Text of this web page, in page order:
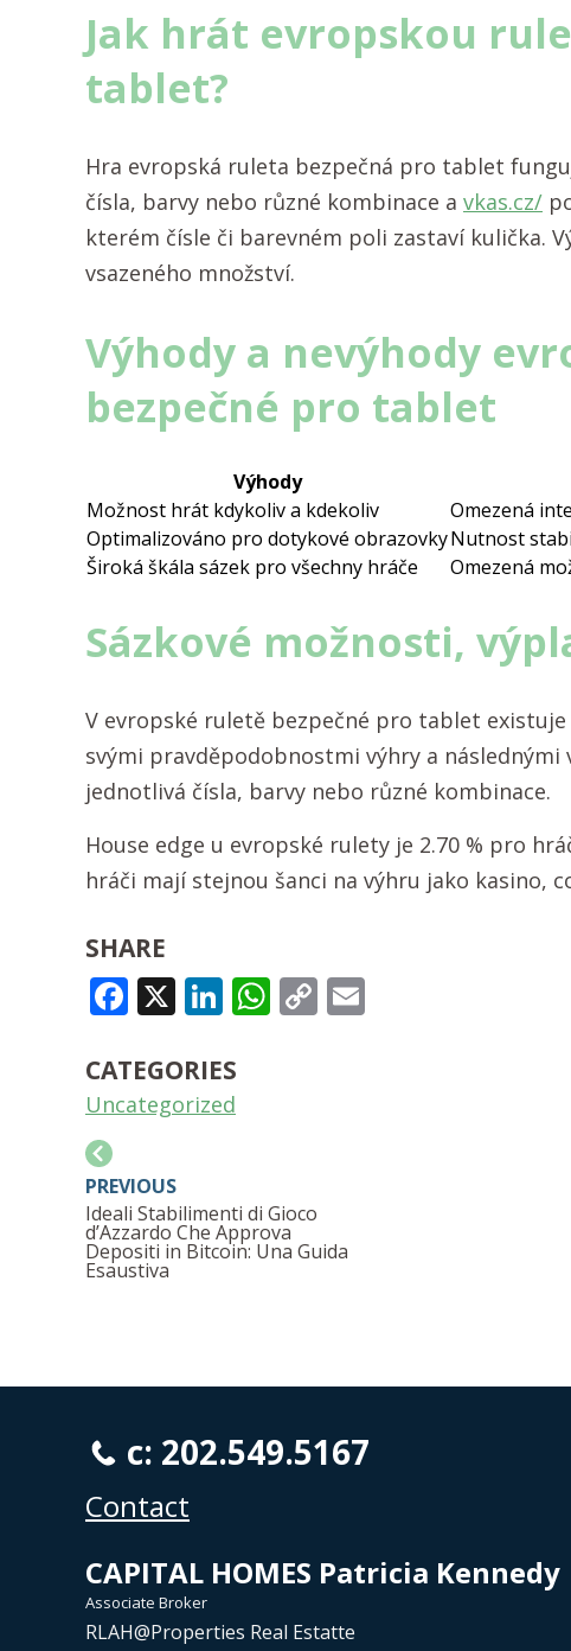
Jak hrát evropskou
tablet?
Hra evropská ruleta bezpečná pro tablet
čísla, barvy nebo různé kombinace a vkas.cz/
kterém čísle či barevném poli zastaví kulička.
vsazeného množství.
Výhody a nevýhody
bezpečné pro tablet
Výhody
Možnost hrát kdykoliv a kdekoliv
Omezená
Optimalizováno pro dotykové obrazovkyNutnost
Široká škála sázek pro všechny hráče
Omezená
Sázkové možnosti,
V evropské ruletě bezpečné pro tablet
svými pravděpodobnostmi výhry a následnými
jednotlivá čísla, barvy nebo různé kombinace.
House edge u evropské rulety je 2.70 % pro
hráči mají stejnou šanci na výhru jako kasino,
SHARE
FACEBOOK
X LINKEDIN
WHATSAPP
COPY
CATEGORIES
Uncategorized
PREVIOUS
Ideali Stabilimenti di Gioco
d’Azzardo Che Approva
Depositi in Bitcoin: Una Guida
Esaustiva
c: 202.549.5167
Contact
CAPITAL HOMES Patricia Kennedy
Associate Broker
RLAH@Properties Real Estatte